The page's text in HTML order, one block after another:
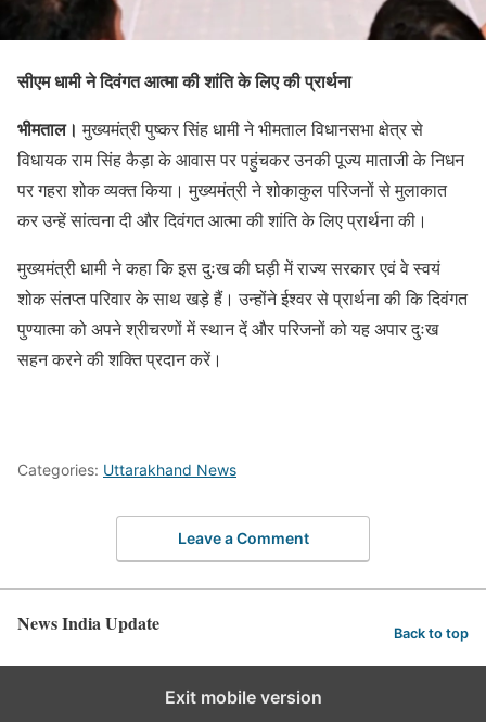
सीएम धामी ने दिवंगत आत्मा की शांति के लिए की प्रार्थना
भीमताल।मुख्यमंत्री पुष्कर सिंह धामी ने भीमताल विधानसभा क्षेत्र से
विधायक राम सिंह कैड़ा के आवास पर पहुंचकर उनकी पूज्य माताजी के निधन
पर गहरा शोक व्यक्त किया। मुख्यमंत्री ने शोकाकुल परिजनों से मुलाकात
कर उन्हें सांत्वना दी और दिवंगत आत्मा की शांति के लिए प्रार्थना की।
मुख्यमंत्री धामी ने कहा कि इस दुःख की घड़ी में राज्य सरकार एवं वे स्वयं
शोक संतप्त परिवार के साथ खड़े हैं। उन्होंने ईश्वर से प्रार्थना की कि दिवंगत
पुण्यात्मा को अपने श्रीचरणों में स्थान दें और परिजनों को यह अपार दुःख
सहन करने की शक्ति प्रदान करें।
Categories: Uttarakhand News
Leave a Comment
News India Update Back to top
Exit mobile version